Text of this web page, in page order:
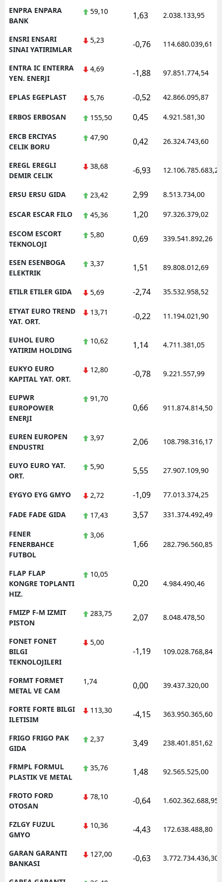
ENPRA ENPARA
BANK
59,10 1,63 2.038.133,95
ENSRI ENSARI
SINAI YATIRIMLAR
5,23 -0,76 114.680.039,61
ENTRA IC ENTERRA
YEN. ENERJI
4,69 -1,88 97.851.774,54
EPLAS EGEPLAST 5,76 -0,52 42.866.095,87
ERBOS ERBOSAN 155,50 0,45 4.921.581,30
ERCB ERCIYAS
CELIK BORU
47,90 0,42 26.324.743,60
EREGL EREGLI
DEMIR CELIK
38,68 -6,93 12.106.785.683,20
ERSU ERSU GIDA 23,42 2,99 8.513.734,00
ESCAR ESCAR FILO 45,36 1,20 97.326.379,02
ESCOM ESCORT
TEKNOLOJI
5,80 0,69 339.541.892,26
ESEN ESENBOGA
ELEKTRIK
3,37 1,51 89.808.012,69
ETILR ETILER GIDA 5,69 -2,74 35.532.958,52
ETYAT EURO TREND
YAT. ORT.
13,71 -0,22 11.194.021,90
EUHOL EURO
YATIRIM HOLDING
10,62 1,14 4.711.381,05
EUKYO EURO
KAPITAL YAT. ORT.
12,80 -0,78 9.221.557,99
EUPWR
EUROPOWER
ENERJI
91,70
0,66 911.874.814,50
EUREN EUROPEN
ENDUSTRI
3,97 2,06 108.798.316,17
EUYO EURO YAT.
ORT.
5,90 5,55 27.907.109,90
EYGYO EYG GMYO 2,72 -1,09 77.013.374,25
FADE FADE GIDA 17,43 3,57 331.374.492,49
FENER
FENERBAHCE
FUTBOL
3,06
1,66 282.796.560,85
FLAP FLAP
KONGRE TOPLANTI
HIZ.
10,05
0,20 4.984.490,46
FMIZP F-M IZMIT
PISTON
283,75 2,07 8.048.478,50
FONET FONET
BILGI
TEKNOLOJILERI
5,00
-1,19 109.028.768,84
FORMT FORMET
METAL VE CAM
1,74 0,00 39.437.320,00
FORTE FORTE BILGI
ILETISIM
113,30 -4,15 363.950.365,60
FRIGO FRIGO PAK
GIDA
2,37 3,49 238.401.851,62
FRMPL FORMUL
PLASTIK VE METAL
35,76 1,48 92.565.525,00
FROTO FORD
OTOSAN
78,10 -0,64 1.602.362.688,95
FZLGY FUZUL
GMYO
10,36 -4,43 172.638.488,80
GARAN GARANTI
BANKASI
127,00 -0,63 3.772.734.436,30